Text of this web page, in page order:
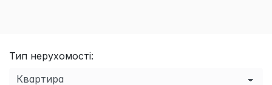
Тип нерухомості: